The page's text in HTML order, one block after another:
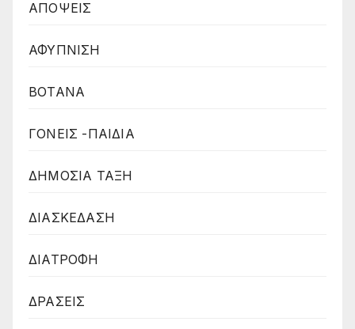
ΑΠΟΨΕΙΣ
ΑΦΥΠΝΙΣΗ
ΒΟΤΑΝΑ
ΓΟΝΕΙΣ -ΠΑΙΔΙΑ
ΔΗΜΟΣΙΑ ΤΑΞΗ
ΔΙΑΣΚΕΔΑΣΗ
ΔΙΑΤΡΟΦΗ
ΔΡΑΣΕΙΣ